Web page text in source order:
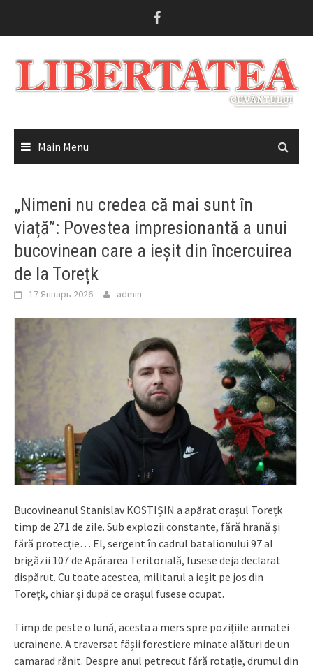
Main Menu
„Nimeni nu credea că mai sunt în
viață”: Povestea impresionantă a unui
bucovinean care a ieșit din încercuirea
de la Torețk
17 Январь 2026 admin
Bucovineanul Stanislav KOSTIȘIN a apărat orașul Torețk
timp de 271 de zile. Sub explozii constante, fără hrană și
fără protecție… El, sergent în cadrul batalionului 97 al
brigăzii 107 de Apărarea Teritorială, fusese deja declarat
dispărut. Cu toate acestea, militarul a ieșit pe jos din
Torețk, chiar și după ce orașul fusese ocupat.
Timp de peste o lună, acesta a mers spre pozițiile armatei
ucrainene. A traversat fâșii forestiere minate alături de un
camarad rănit. Despre anul petrecut fără rotație, drumul din